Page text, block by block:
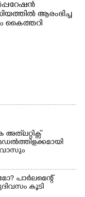
ആരംഭിച്ച
കൈത്തറി
പാർലമെന്റ്
കൂടി